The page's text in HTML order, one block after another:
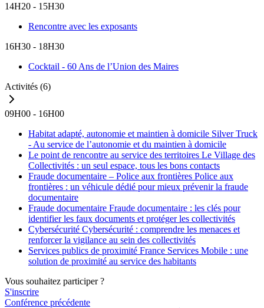
14H20 - 15H30
Rencontre avec les exposants
16H30 - 18H30
Cocktail - 60 Ans de l’Union des Maires
Activités (6)
09H00 - 16H00
Habitat adapté, autonomie et maintien à domicile Silver Truck
- Au service de l’autonomie et du maintien à domicile
Le point de rencontre au service des territoires Le Village des
Collectivités : un seul espace, tous les bons contacts
Fraude documentaire – Police aux frontières Police aux
frontières : un véhicule dédié pour mieux prévenir la fraude
documentaire
Fraude documentaire Fraude documentaire : les clés pour
identifier les faux documents et protéger les collectivités
Cybersécurité Cybersécurité : comprendre les menaces et
renforcer la vigilance au sein des collectivités
Services publics de proximité France Services Mobile : une
solution de proximité au service des habitants
Vous souhaitez participer ?
S'inscrire
Conférence précédente